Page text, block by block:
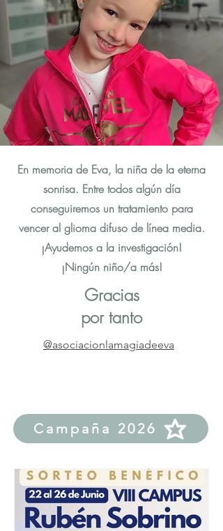
En memoria de Eva, la niña de la eterna
sonrisa. Entre todos algún día
conseguiremos un tratamiento para
vencer al glioma difuso de línea media.
¡Ayudemos a la investigación!
¡Ningún niño/a más!
Gracias
por tanto
@asociacionlamagiadeeva
Campaña 2026